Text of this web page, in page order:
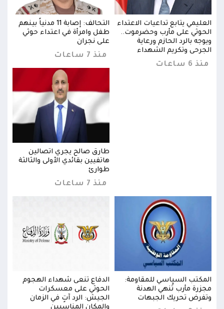
العليمي يتابع تداعيات الاعتداء
الحوثي على مأرب وحضرموت..
ويوجه بالرد الحازم ورعاية
الجرحى وتكريم الشهداء
منذ 6 ساعات
التحالف: إصابة 11 مدنياً بينهم
طفل وامرأة في اعتداء حوثي
على نجران
منذ 7 ساعات
طارق صالح يجري اتصالين
هاتفيين بقائدي الأولى والثالثة
طوارئ
منذ 7 ساعات
المكتب السياسي للمقاومة:
مجزرة مأرب تُنهي الهدنة
وتفرض تحريك الجبهات
الدفاع تنعى شهداء الهجوم
الحوثي على معسكرات
الجيش: الرد آتٍ في الزمان
والمكان المناسبين